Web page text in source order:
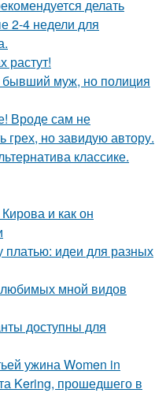
делать
2-4 недели для
растут!
бывший муж, но полиция
Вроде сам не
грех, но завидую автору.
классике.
и как он
идеи для разных
мной видов
доступны для
ужина Women in
Kering, прошедшего в